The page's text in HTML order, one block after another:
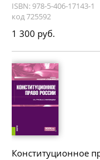
ISBN: 978-5-406-17143-1
код 725592
1 300 руб.
Конституционное